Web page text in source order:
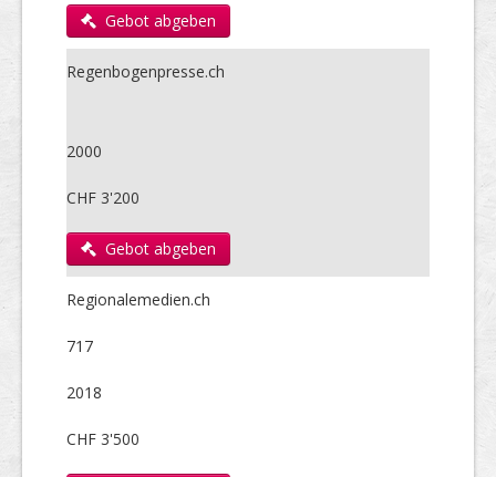
Gebot abgeben
Regenbogenpresse.ch
2000
CHF 3'200
Gebot abgeben
Regionalemedien.ch
717
2018
CHF 3'500